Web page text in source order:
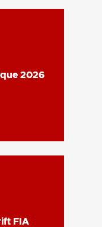
2026
2026
FIA
FIA